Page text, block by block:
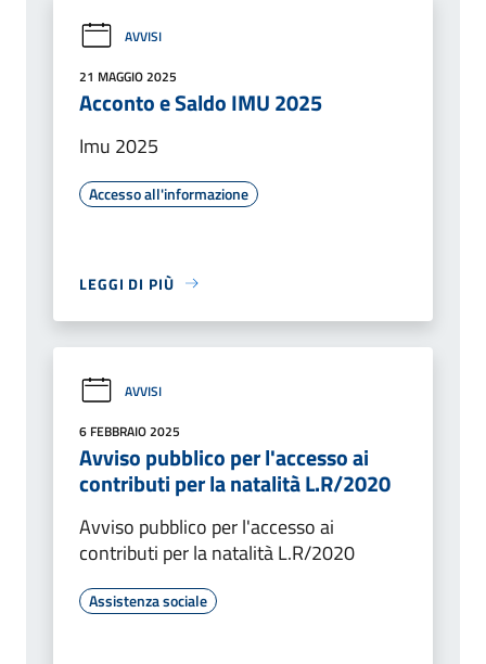
AVVISI
21 MAGGIO 2025
Acconto e Saldo IMU 2025
Imu 2025
Accesso all'informazione
LEGGI DI PIÙ
AVVISI
6 FEBBRAIO 2025
Avviso pubblico per l'accesso ai
contributi per la natalità L.R/2020
Avviso pubblico per l'accesso ai
contributi per la natalità L.R/2020
Assistenza sociale